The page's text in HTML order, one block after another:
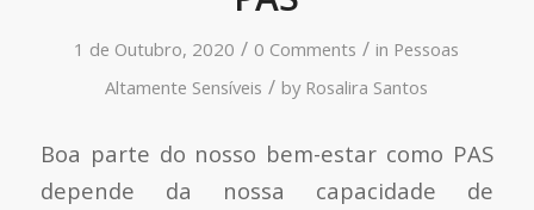
1 de Outubro, 2020 / 0 Comments / in Pessoas
Altamente Sensíveis / by Rosalira Santos
Boa parte do nosso bem-estar como PAS
depende da nossa capacidade de